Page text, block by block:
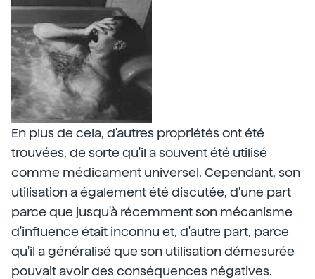
En plus de cela, d'autres propriétés ont été
trouvées, de sorte qu'il a souvent été utilisé
comme médicament universel. Cependant, son
utilisation a également été discutée, d'une part
parce que jusqu'à récemment son mécanisme
d'influence était inconnu et, d'autre part, parce
qu'il a généralisé que son utilisation démesurée
pouvait avoir des conséquences négatives.